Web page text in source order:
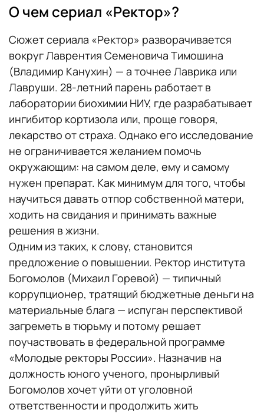
О чем сериал «Ректор»?
Сюжет сериала «Ректор» разворачивается
вокруг Лаврентия Семеновича Тимошина
(Владимир Канухин) — а точнее Лаврика или
Лавруши. 28-летний парень работает в
лаборатории биохимии НИУ, где разрабатывает
ингибитор кортизола или, проще говоря,
лекарство от страха. Однако его исследование
не ограничивается желанием помочь
окружающим: на самом деле, ему и самому
нужен препарат. Как минимум для того, чтобы
научиться давать отпор собственной матери,
ходить на свидания и принимать важные
решения в жизни.
Одним из таких, к слову, становится
предложение о повышении. Ректор института
Богомолов (Михаил Горевой) — типичный
коррупционер, тратящий бюджетные деньги на
материальные блага — испуган перспективой
загреметь в тюрьму и потому решает
поучаствовать в федеральной программе
«Молодые ректоры России». Назначив на
должность юного ученого, пронырливый
Богомолов хочет уйти от уголовной
ответственности и продолжить жить